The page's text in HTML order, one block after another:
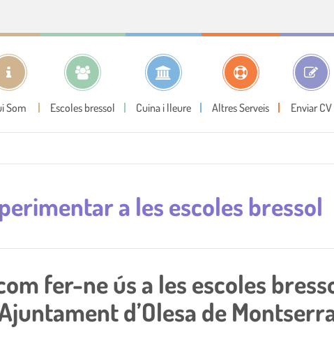
Som Escoles bressol Cuina i lleure Altres Serveis Enviar CV
a les escoles bressol
fer-ne ús a les escoles
d’Olesa de